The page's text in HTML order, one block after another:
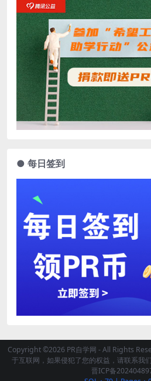
● 每日签到
Copyright ©2026 PR自学网 - All Rights
于互联网，如果侵犯了您的权益，请联系我
晋ICP备